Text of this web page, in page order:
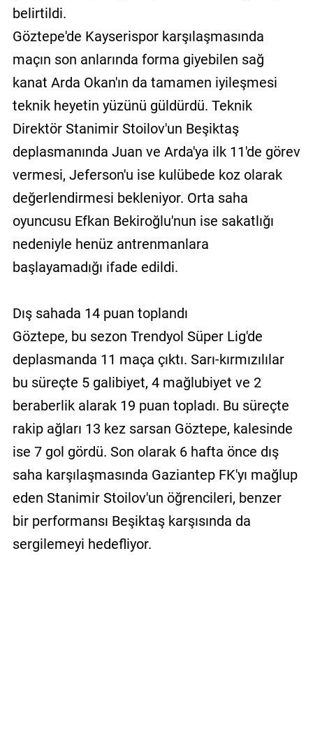
belirtildi.
Göztepe'de Kayserispor karşılaşmasında
maçın son anlarında forma giyebilen sağ
kanat Arda Okan'ın da tamamen iyileşmesi
teknik heyetin yüzünü güldürdü. Teknik
Direktör Stanimir Stoilov'un Beşiktaş
deplasmanında Juan ve Arda'ya ilk 11'de görev
vermesi, Jeferson'u ise kulübede koz olarak
değerlendirmesi bekleniyor. Orta saha
oyuncusu Efkan Bekiroğlu'nun ise sakatlığı
nedeniyle henüz antrenmanlara
başlayamadığı ifade edildi.
Dış sahada 14 puan toplandı
Göztepe, bu sezon Trendyol Süper Lig'de
deplasmanda 11 maça çıktı. Sarı-kırmızılılar
bu süreçte 5 galibiyet, 4 mağlubiyet ve 2
beraberlik alarak 19 puan topladı. Bu süreçte
rakip ağları 13 kez sarsan Göztepe, kalesinde
ise 7 gol gördü. Son olarak 6 hafta önce dış
saha karşılaşmasında Gaziantep FK'yı mağlup
eden Stanimir Stoilov'un öğrencileri, benzer
bir performansı Beşiktaş karşısında da
sergilemeyi hedefliyor.